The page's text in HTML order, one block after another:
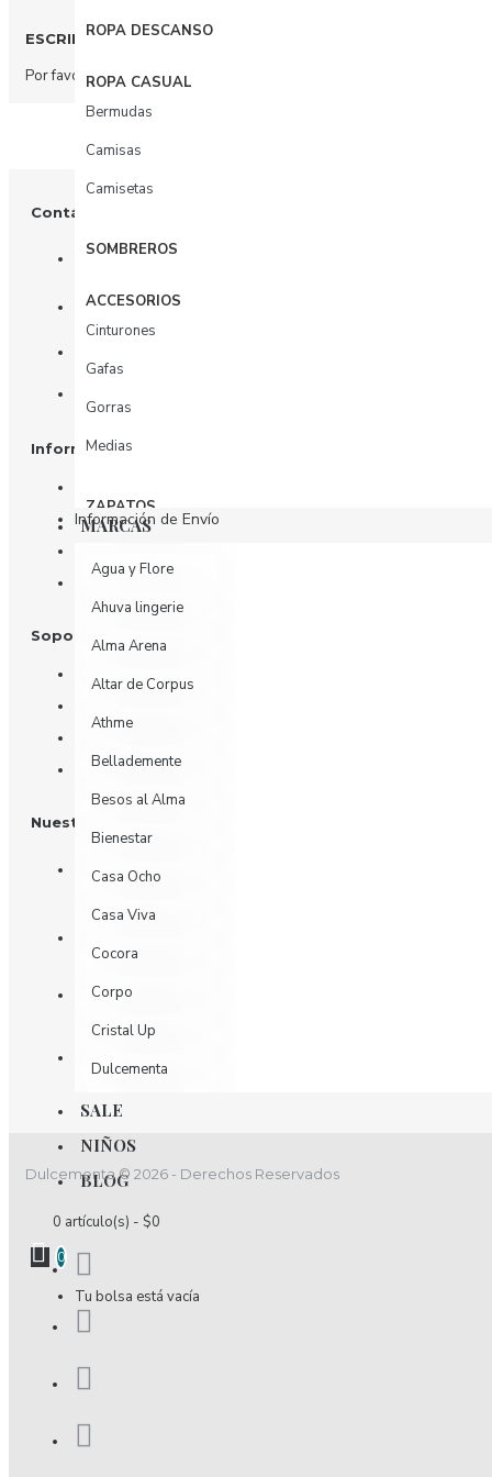
ROPA DESCANSO
ROPA CASUAL
Bermudas
Camisas
Camisetas
SOMBREROS
ACCESORIOS
Cinturones
Gafas
Gorras
Medias
ZAPATOS
MARCAS
Agua y Flore
Ahuva lingerie
Alma Arena
Altar de Corpus
Athme
Bellademente
Besos al Alma
Bienestar
Casa Ocho
Casa Viva
Cocora
Corpo
Cristal Up
Dulcementa
Dulzamara
D´luchi
Effekt Nutrition
Elixir
Esencia
SALE
NIÑOS
BLOG
0 artículo(s) - $0
0
Tu bolsa está vacía
ESCRIBIR COMENTARIO
Por favoraccedaoregístrate
Contáctenos
+57 3003156617
Tienda: Calle 81 # 11 - 31
Información
Información de Envío
Términos y Condiciones
Soporte al Cliente
Contáctenos
Historial de Pedidos
Nuestras Redes
Dulcementa © 2026 - Derechos Reservados